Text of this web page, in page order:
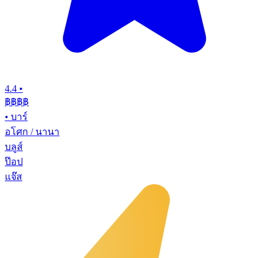
4.4 •
฿฿฿฿
• บาร์
อโศก / นานา
บลูส์
ป๊อป
แจ๊ส